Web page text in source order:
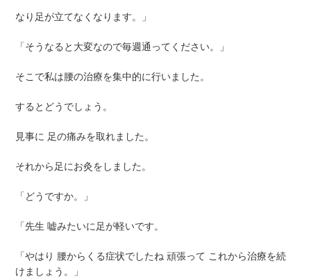
なり足が立てなくなります。」
「そうなると大変なので毎週通ってください。」
そこで私は腰の治療を集中的に行いました。
するとどうでしょう。
見事に 足の痛みを取れました。
それから足にお灸をしました。
「どうですか。」
「先生 嘘みたいに足が軽いです。
「やはり 腰からくる症状でしたね 頑張って これから治療を続
けましょう。」